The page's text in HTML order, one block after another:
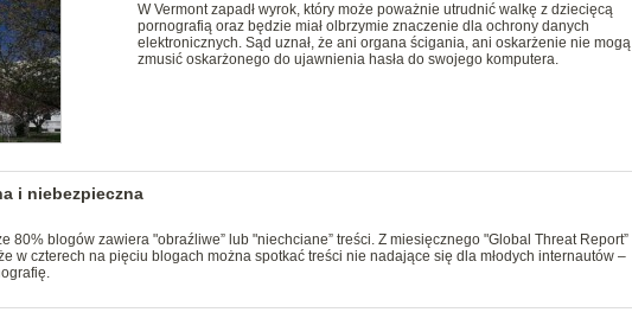
W Vermont zapadł wyrok, który może poważnie utrudnić walkę z dziecięcą
pornografią oraz będzie miał olbrzymie znaczenie dla ochrony danych
elektronicznych. Sąd uznał, że ani organa ścigania, ani oskarżenie nie mogą
zmusić oskarżonego do ujawnienia hasła do swojego komputera.
i niebezpieczna
80% blogów zawiera "obraźliwe” lub "niechciane” treści. Z miesięcznego "Global Threat Report”
w czterech na pięciu blogach można spotkać treści nie nadające się dla młodych internautów –